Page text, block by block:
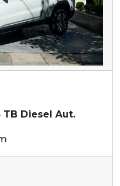
TB Diesel Aut.